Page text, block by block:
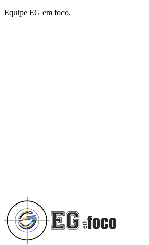
Equipe EG em foco.